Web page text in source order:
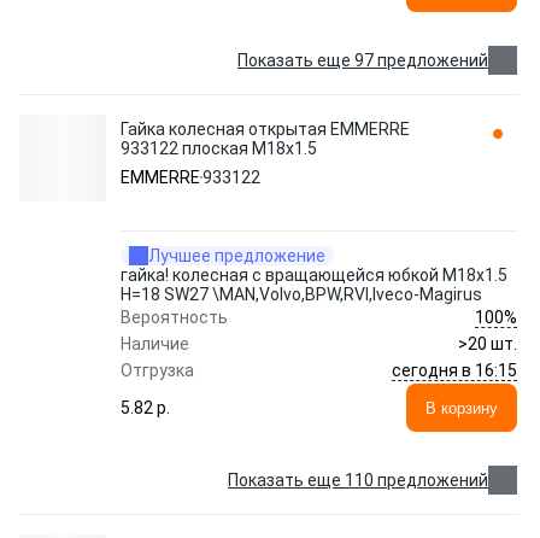
Показать еще 97 предложений
Гайка колесная открытая EMMERRE
933122 плоская M18x1.5
EMMERRE933122
Лучшее предложение
гайка! колесная с вращающейся юбкой M18x1.5
H=18 SW27 \MAN,Volvo,BPW,RVI,Iveco-Magirus
Вероятность
100%
Наличие
>20 шт.
Отгрузка
сегодня в 16:15
5.82 p.
В корзину
Показать еще 110 предложений